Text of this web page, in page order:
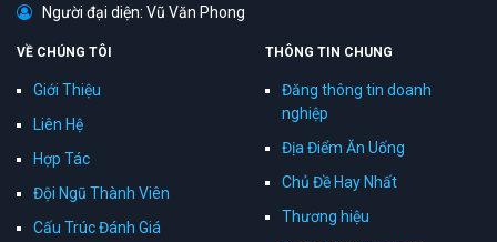
Người đại diện: Vũ Văn Phong
VỀ CHÚNG TÔI
Giới Thiệu
Liên Hệ
Hợp Tác
Đội Ngũ Thành Viên
Cấu Trúc Đánh Giá
THÔNG TIN CHUNG
Đăng thông tin doanh
nghiệp
Địa Điểm Ăn Uống
Chủ Đề Hay Nhất
Thương hiệu